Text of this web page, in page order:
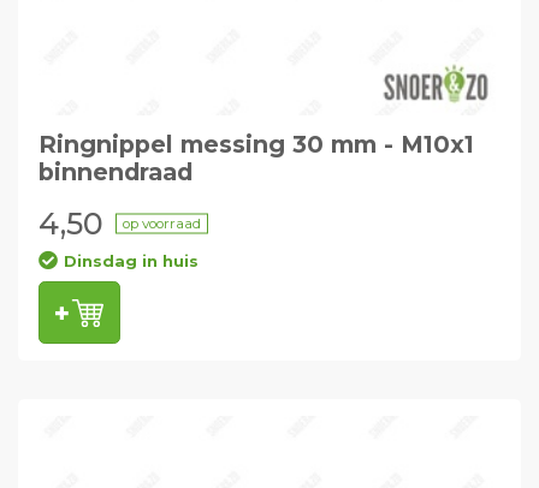
Ringnippel messing 30 mm - M10x1
binnendraad
4,50 op voorraad
Dinsdag in huis